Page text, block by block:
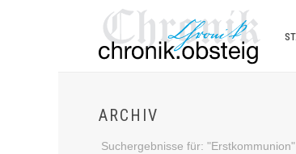
ARCHIV
Suchergebnisse für: "Erstkommunion"